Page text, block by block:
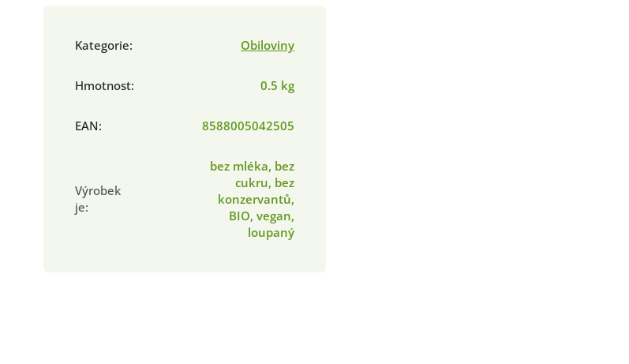
Kategorie: Obiloviny
Hmotnost: 0.5 kg
EAN: 8588005042505
Výrobek
je:
bez mléka, bez
cukru, bez
konzervantů,
BIO, vegan,
loupaný